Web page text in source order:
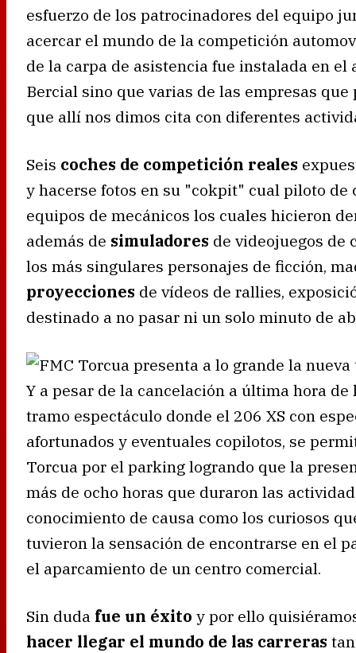
esfuerzo de los patrocinadores del equipo
acercar el mundo de la competición
de la carpa de asistencia fue instalada en
Bercial sino que varias de las empresas
que allí nos dimos cita con diferentes
Seis coches de competición reales
y hacerse fotos en su "cokpit" cual piloto de
equipos de mecánicos los cuales hicieron
además de simuladores de videojuegos de
los más singulares personajes de ficción,
proyecciones de vídeos de rallies,
destinado a no pasar ni un solo minuto de
Y a pesar de la cancelación a última hora
tramo espectáculo donde el 206 XS con
afortunados y eventuales copilotos, se
Torcua por el parking logrando que la
más de ocho horas que duraron las
conocimiento de causa como los curiosos
tuvieron la sensación de encontrarse en el
el aparcamiento de un centro comercial.
Sin duda fue un éxito y por ello
hacer llegar el mundo de las carreras